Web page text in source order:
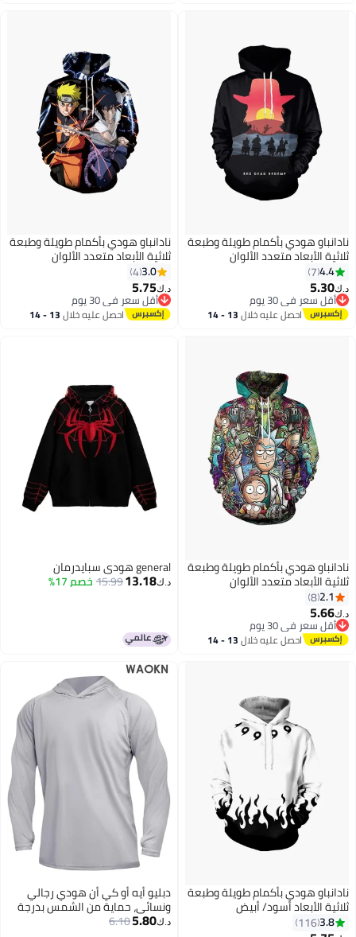
نادانباو هودي بأكمام طويلة وطبعة
ثلاثية الأبعاد متعدد الألوان
4.4
7
د.ك‏5.30
أقل سعر في 30 يوم
أقل سعر في 30 يوماحصل عليه خلال 13 - 14
نادانباو هودي بأكمام طويلة وطبعة
ثلاثية الأبعاد متعدد الألوان
3.0
4
د.ك‏5.75
أقل سعر في 30 يوم
أقل سعر في 30 يوماحصل عليه خلال 13 - 14
نادانباو هودي بأكمام طويلة وطبعة
ثلاثية الأبعاد متعدد الألوان
2.1
8
د.ك‏5.66
أقل سعر في 30 يوم
أقل سعر في 30 يوماحصل عليه خلال 13 - 14
general هودي سبايدرمان
د.ك‏13.18
15.99خصم 17%
نادانباو هودي بأكمام طويلة وطبعة
ثلاثية الأبعاد أسود/ أبيض
3.8
116
دبليو أيه أو كي أن هودي رجالي
ونسائي، حماية من الشمس بدرجة
UPF 50+، تي شيرت بأكمام طويلة، د.ك‏5.80
6.10